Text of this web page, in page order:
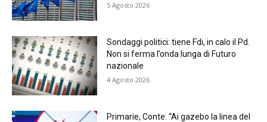
5 Agosto 2026
Sondaggi politici: tiene Fdi, in calo il Pd.
Non si ferma l’onda lunga di Futuro
nazionale
4 Agosto 2026
Primarie, Conte: “Ai gazebo la linea del